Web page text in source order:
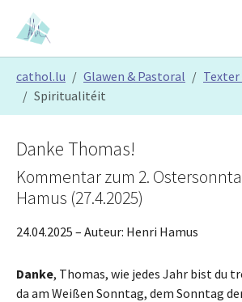
Skip to main content
Skip to page footer
cathol.lu Glawen & Pastoral
Spiritualitéit
Danke Thomas!
Kommentar zum 2.
Hamus (27.4.2025)
24.04.2025 – Auteur: Henri Hamus
Danke, Thomas, wie jedes Jahr bist du
da am Weißen Sonntag, dem Sonntag